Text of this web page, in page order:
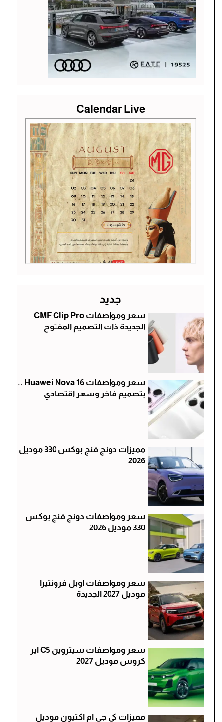
Calendar Live
جديد
سعر ومواصفات CMF Clip Pro
الجديدة ذات التصميم المفتوح
سعر ومواصفات Huawei Nova 16 ..
بتصميم فاخر وسعر اقتصادي
مميزات دونج فنج بوكس 330 موديل
2026
سعر ومواصفات دونج فنج بوكس
330 موديل 2026
سعر ومواصفات اوبل فرونتيرا
موديل 2027 الجديدة
سعر ومواصفات سيتروين C5 اير
كروس موديل 2027
مميزات كي جي ام اكتيون موديل